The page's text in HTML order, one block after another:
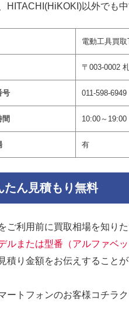
HITACHI(HiKOKI)以外でも
電動工具買
〒003-0002
号 011-598-6949
間 10:00～19:00
有
たん見積もり無料
ご利用前に買取相場を知り
デルまたは型番（アルファベ
積り金額をお伝えすることが
マートフォンのお客様コチラ